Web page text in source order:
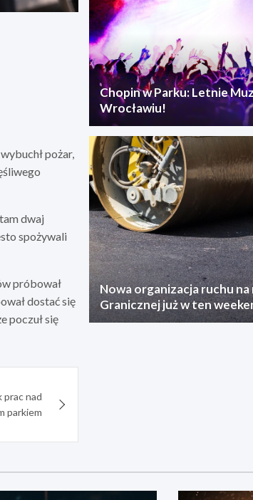
pożar,
dwaj
spożywali
próbował
dostać się
poczuł się
prac nad
parkiem
Chopin w Parku: Letnie
Wrocławiu!
Nowa organizacja ruchu
Granicznej już w ten